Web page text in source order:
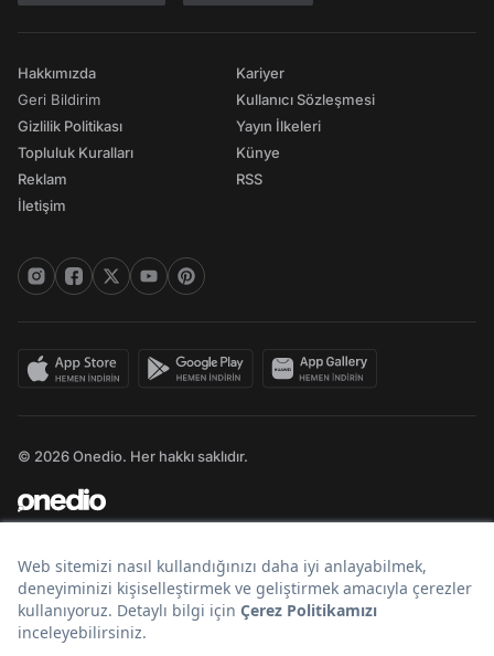
Hakkımızda
Geri Bildirim
Gizlilik Politikası
Topluluk Kuralları
Reklam
İletişim
Kariyer
Kullanıcı Sözleşmesi
Yayın İlkeleri
Künye
RSS
© 2026 Onedio. Her hakkı saklıdır.
Bir markasıdır.